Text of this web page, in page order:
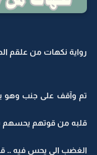
رواية نكهات من علقم
تم وآقف على جنب وهو
قلبه من قوتهم يحسهم
الغضب الي يحس فيه ..